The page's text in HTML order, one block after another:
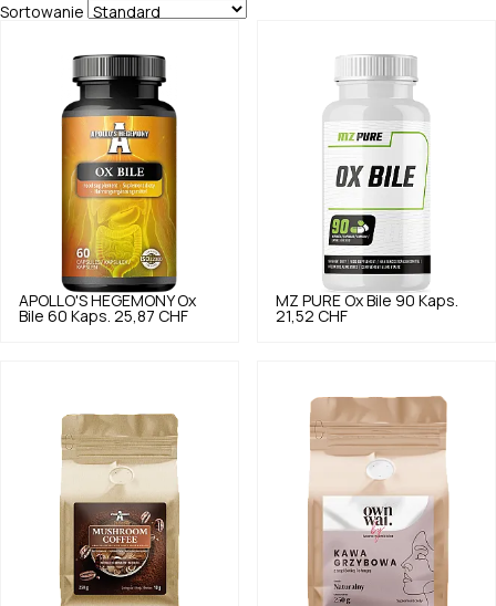
Sortowanie
APOLLO'S HEGEMONY Ox
Bile 60 Kaps. 25,87 CHF
MZ PURE Ox Bile 90 Kaps.
21,52 CHF